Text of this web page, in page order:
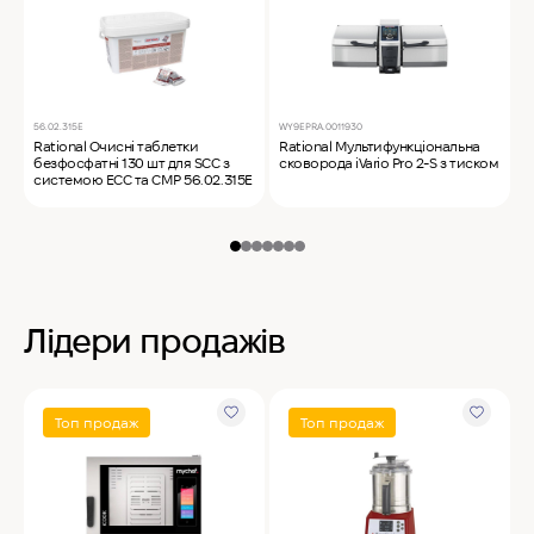
56.02.315E
Rational Очисні таблетки
безфосфатні 130 шт для SCC з
системою ECC та CMP 56.02.315E
WY9EPRA.0011930
Rational Мультифункціональна
сковорода iVario Pro 2-S з тиском
Лідери продажів
Топ продаж Топ продаж